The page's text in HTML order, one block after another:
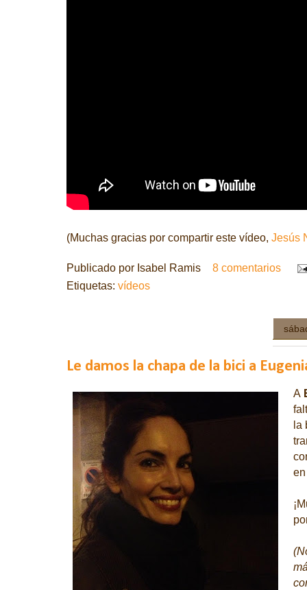
(Muchas gracias por compartir este vídeo, Jesús
Publicado por Isabel Ramis
8 comentarios
Etiquetas: vídeos
Le damos la chapa de la bici a
A
la